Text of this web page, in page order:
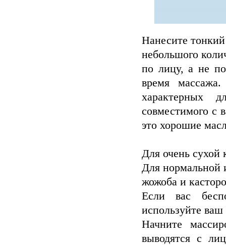
Нанесите
небольшого
по лицу, а не
время
характерных
совместимого с
это хорошие
Для очень сухой
Для нормальной
жожоба и
Если вас
используйте
Начните
выводятся с